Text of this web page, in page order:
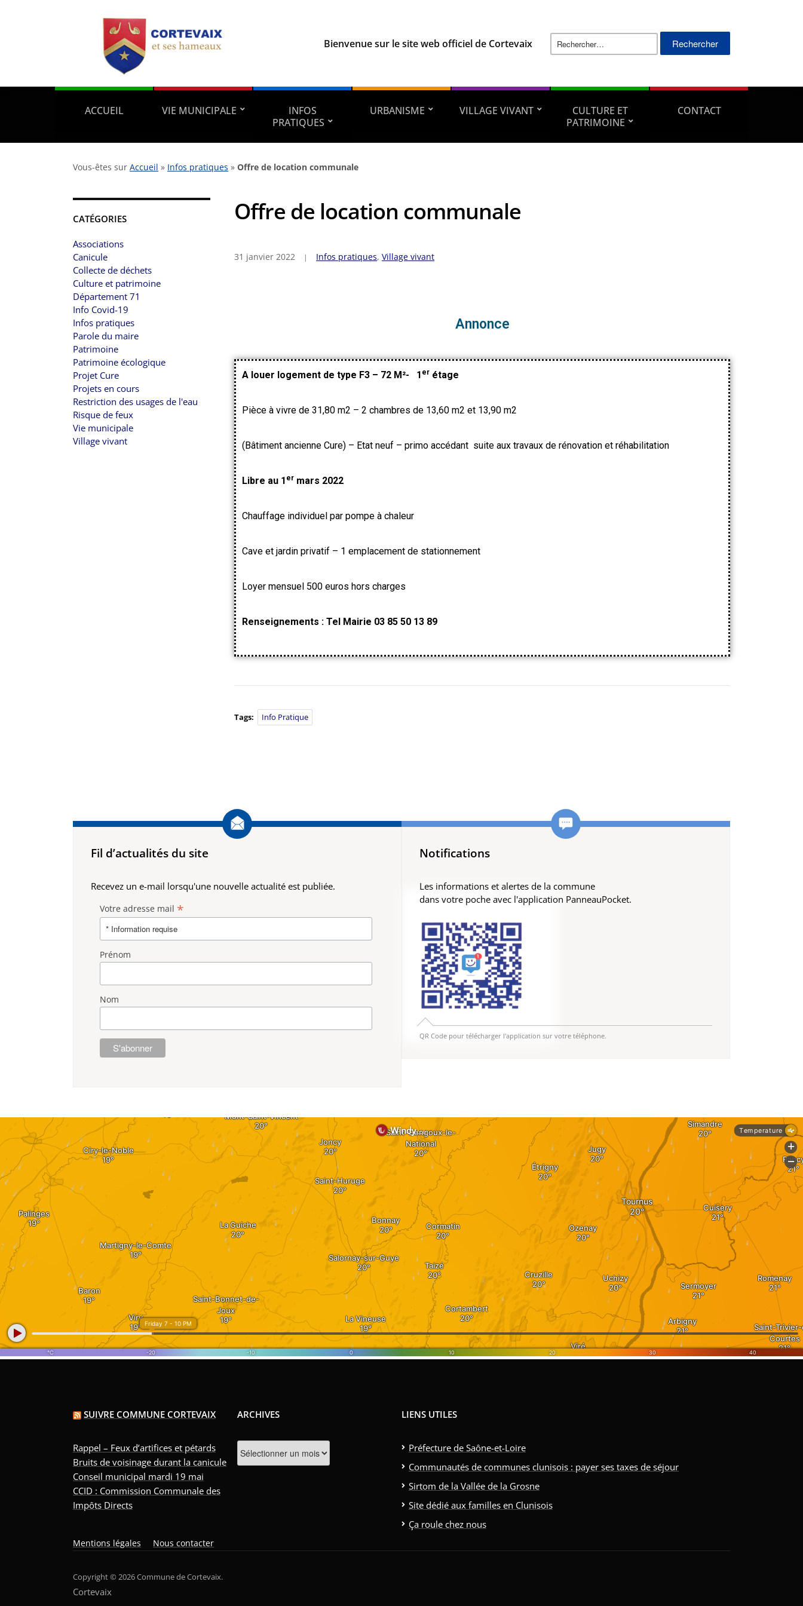
Bienvenue sur le site web officiel de Cortevaix
ACCUEIL VIE MUNICIPALE
INFOS
PRATIQUES
URBANISME VILLAGE VIVANT
CULTURE ET
PATRIMOINE
CONTACT
Vous-êtes sur Accueil » Infos pratiques » Offre de location communale
CATÉGORIES
Associations
Canicule
Collecte de déchets
Culture et patrimoine
Département 71
Info Covid-19
Infos pratiques
Parole du maire
Patrimoine
Patrimoine écologique
Projet Cure
Projets en cours
Restriction des usages de l'eau
Risque de feux
Vie municipale
Village vivant
Offre de location communale
31 janvier 2022 Infos pratiques, Village vivant
Annonce
A louer logement de type F3 – 72 M²- 1 er étage
Pièce à vivre de 31,80 m2 – 2 chambres de 13,60 m2 et 13,90 m2
(Bâtiment ancienne Cure) – Etat neuf – primo accédant suite aux travaux de rénovation et réhabilitation
Libre au 1 er mars 2022
Chauffage individuel par pompe à chaleur
Cave et jardin privatif – 1 emplacement de stationnement
Loyer mensuel 500 euros hors charges
Renseignements : Tel Mairie 03 85 50 13 89
Tags: Info Pratique
Fil d’actualités du site
Recevez un e-mail lorsqu'une nouvelle actualité est publiée.
Votre adresse mail *
Prénom
Nom
Notifications
Les informations et alertes de la commune
dans votre poche avec l'application PanneauPocket.
QR Code pour télécharger l'application sur votre téléphone.
SUIVRE COMMUNE CORTEVAIX
Rappel – Feux d’artifices et pétards
Bruits de voisinage durant la canicule
Conseil municipal mardi 19 mai
CCID : Commission Communale des
Impôts Directs
ARCHIVES LIENS UTILES
Préfecture de Saône-et-Loire
Communautés de communes clunisois : payer ses taxes de séjour
Sirtom de la Vallée de la Grosne
Site dédié aux familles en Clunisois
Ça roule chez nous
Mentions légales Nous contacter
Copyright © 2026 Commune de Cortevaix.
Cortevaix